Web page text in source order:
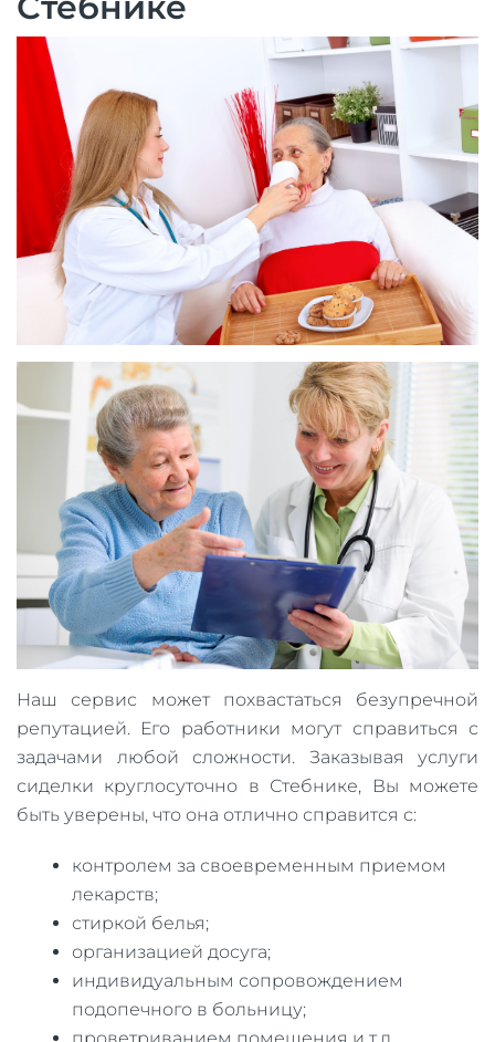
Наш сервис может похвастаться безупречной
репутацией. Его работники могут справиться с
задачами любой сложности. Заказывая услуги
сиделки круглосуточно в Стебнике, Вы можете
быть уверены, что она отлично справится с:
контролем за своевременным приемом
лекарств;
стиркой белья;
организацией досуга;
индивидуальным сопровождением
подопечного в больницу;